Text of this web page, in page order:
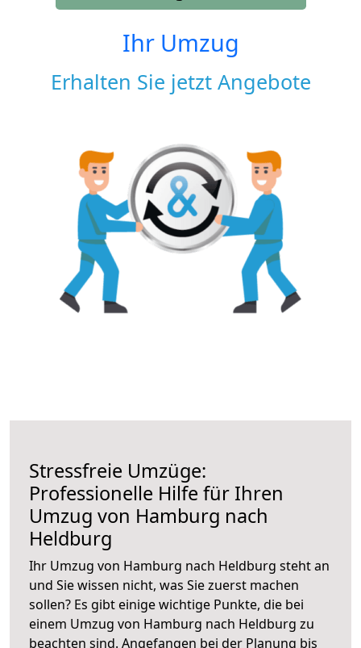
Ihr Umzug
Erhalten Sie jetzt Angebote
Stressfreie Umzüge:
Professionelle Hilfe für Ihren
Umzug von Hamburg nach
Heldburg
Ihr Umzug von Hamburg nach Heldburg steht an
und Sie wissen nicht, was Sie zuerst machen
sollen? Es gibt einige wichtige Punkte, die bei
einem Umzug von Hamburg nach Heldburg zu
beachten sind. Angefangen bei der Planung bis